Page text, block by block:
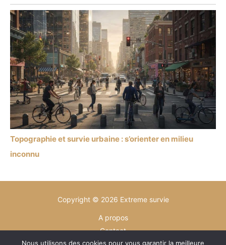
Topographie et survie urbaine : s’orienter en milieu
inconnu
Copyright © 2026 Extreme survie
A propos
Contact
Nous utilisons des cookies pour vous garantir la meilleure